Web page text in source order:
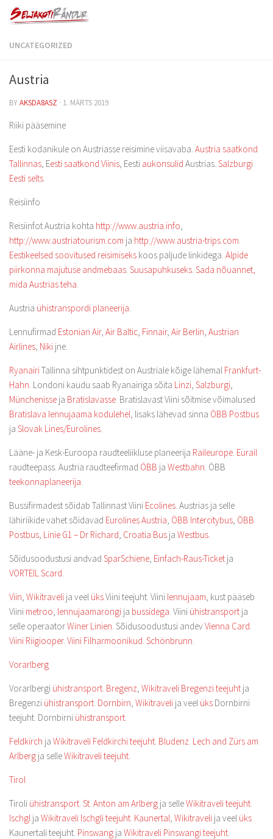
UNCATEGORIZED
Austria
BYAKSDA8ASZ · 1. MÄRTS 2019
Riiki pääsemine
Eesti kodanikule on Austriasse reisimine viisavaba. Austria saatkond
Tallinnas, Eesti saatkond Viinis, Eesti aukonsulid Austrias. Salzburgi
Eesti selts.
Reisiinfo
Reisiinfot Austria kohta http://www.austria.info,
http://www.austriatourism.com ja http://www.austria-trips.com.
Eestikeelsed soovitused reisimiseks koos paljude linkidega. Alpide
piirkonna majutuse andmebaas. Suusapuhkuseks. Sada nõuannet,
mida Austrias teha.
Austria ühistranspordi planeerija.
Lennufirmad Estonian Air, Air Baltic, Finnair, Air Berlin, Austrian
Airlines, Niki jne.
RyanairiTallinna sihtpunktidest on Austriale kõige lähemal Frankfurt-
Hahn. Londoni kaudu saab Ryanairiga sõita Linzi, Salzburgi,
Münchenisse ja Bratislavasse. Bratislavast Viini sõitmise võimalused
Bratislava lennujaama kodulehel, lisaks lähevad sinna ÖBB Postbus
ja Slovak Lines/Eurolines.
Lääne- ja Kesk-Euroopa raudteeliikluse planeerija Raileurope. Eurail
raudteepass. Austria raudteefirmad ÖBB ja Westbahn. ÖBB
teekonnaplaneerija.
Bussifirmadest sõidab Tallinnast Viini Ecolines. Austrias ja selle
lähiriikide vahet sõidavad Eurolines Austria, ÖBB Intercitybus, ÖBB
Postbus, Linie G1 – Dr Richard, Croatia Bus ja Westbus.
Sõidusoodustusi andvad SparSchiene, Einfach-Raus-Ticket ja
VORTEIL Scard.
Viin, Wikitraveli ja veel üksViini teejuht. Viini lennujaam, kust pääseb
Viini metroo, lennujaamarongi ja bussidega. Viini ühistransport ja
selle operaatorWiner Linien. Sõidusoodustusi andevVienna Card.
Viini Riigiooper. Viini Filharmoonikud. Schönbrunn.
Vorarlberg
Vorarlbergi ühistransport. Bregenz, Wikitraveli Bregenzi teejuht ja
Bregenzi ühistransport. Dornbirn, Wikitraveli ja veel üks Dornbirni
teejuht. Dornbirni ühistransport.
Feldkirch ja Wikitraveli Feldkirchi teejuht. Bludenz. Lech and Zürs am
Arlberg ja selleWikitraveli teejuht.
Tirol
Tiroli ühistransport. St. Anton am Arlberg ja selleWikitraveli teejuht.
Ischgl ja Wikitraveli Ischgli teejuht. Kaunertal, Wikitraveli ja veel üks
Kaunertali teejuht. Pinswang ja Wikitraveli Pinswangi teejuht.